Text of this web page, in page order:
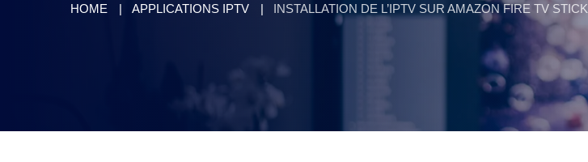
HOME APPLICATIONS IPTV INSTALLATION DE L’IPTV SUR AMAZON FIRE TV STICK